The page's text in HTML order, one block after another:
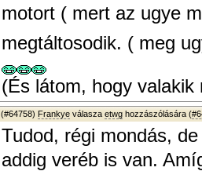
motort ( mert az ugye
megtáltosodik. ( meg
(És látom, hogy valakik
(#64758) Frankye válasza etwg hozzászólására (
Tudod, régi mondás,
addig veréb is van.